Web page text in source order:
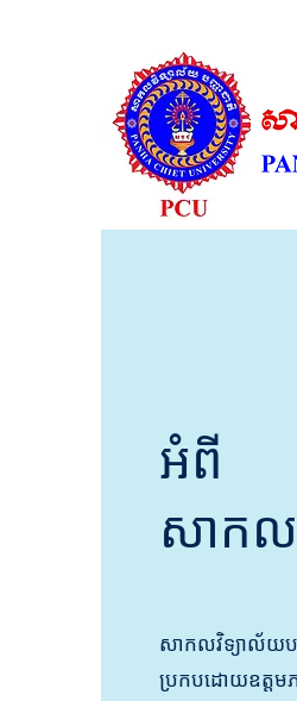
អំពី
សាកល
សាកលវិទ្យាល័
ប្រកបដោយឧត្ត